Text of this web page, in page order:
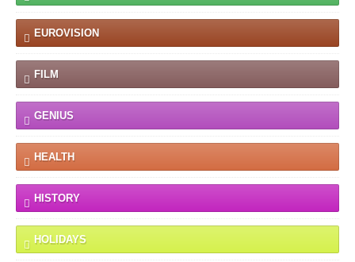
EUROVISION
FILM
GENIUS
HEALTH
HISTORY
HOLIDAYS